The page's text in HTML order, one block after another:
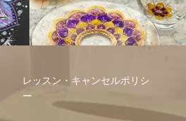
ル
曼荼羅
アート
レッスン・キャンセルポリシ
ー